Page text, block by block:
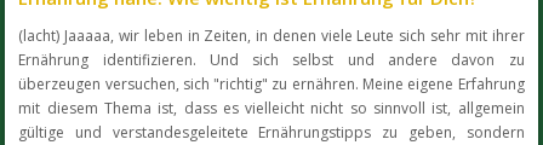
(lacht) Jaaaaa, wir leben in Zeiten, in denen viele Leute sich sehr mit ihrer
Ernährung identifizieren. Und sich selbst und andere davon zu
überzeugen versuchen, sich "richtig" zu ernähren. Meine eigene Erfahrung
mit diesem Thema ist, dass es vielleicht nicht so sinnvoll ist, allgemein
gültige und verstandesgeleitete Ernährungstipps zu geben, sondern